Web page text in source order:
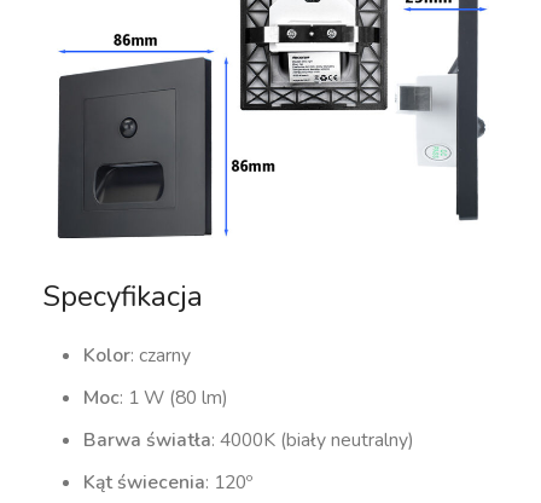
Specyfikacja
Kolor: czarny
Moc: 1 W (80 lm)
Barwa światła: 4000K (biały neutralny)
Kąt świecenia: 120º